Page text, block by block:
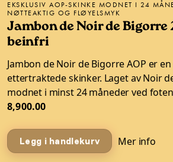
EKSKLUSIV AOP-SKINKE MODNET I 24
NØTTEAKTIG OG FLØYELSMYK
Jambon de Noir de Bigorre
beinfri
Jambon de Noir de Bigorre AOP er
ettertraktede skinker. Laget av Noir
modnet i minst 24 måneder ved
8,900.00
Legg i handlekurv Mer info